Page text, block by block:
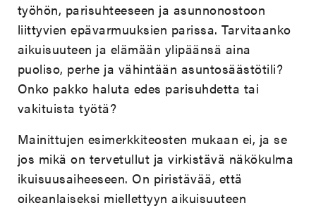
työhön, parisuhteeseen ja asunnonostoon
liittyvien epävarmuuksien parissa. Tarvitaanko
aikuisuuteen ja elämään ylipäänsä aina
puoliso, perhe ja vähintään asuntosäästötili?
Onko pakko haluta edes parisuhdetta tai
vakituista työtä?
Mainittujen esimerkkiteosten mukaan ei, ja se
jos mikä on tervetullut ja virkistävä näkökulma
ikuisuusaiheeseen. On piristävää, että
oikeanlaiseksi miellettyyn aikuisuuteen